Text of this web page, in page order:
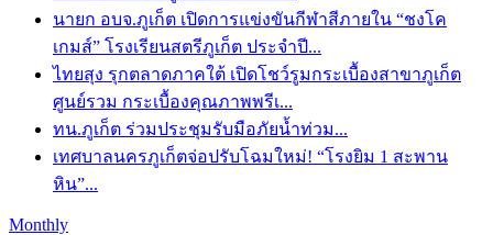
นายก อบจ.ภูเก็ต เปิดการแข่งขันกีฬาสีภายใน “ชงโค
เกมส์” โรงเรียนสตรีภูเก็ต ประจำปี...
ไทยสุง รุกตลาดภาคใต้ เปิดโชว์รูมกระเบื้องสาขาภูเก็ต
ศูนย์รวม กระเบื้องคุณภาพพรีเ...
ทน.ภูเก็ต ร่วมประชุมรับมือภัยน้ำท่วม...
เทศบาลนครภูเก็ตจ่อปรับโฉมใหม่! “โรงยิม 1 สะพาน
หิน”...
Monthly